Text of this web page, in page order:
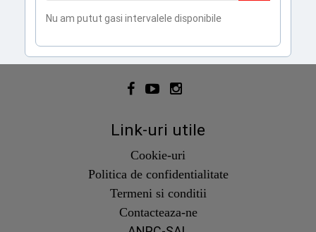
Nu am putut gasi intervalele disponibile
Link-uri utile
Cookie-uri
Politica de confidentialitate
Termeni si conditii
Contacteaza-ne